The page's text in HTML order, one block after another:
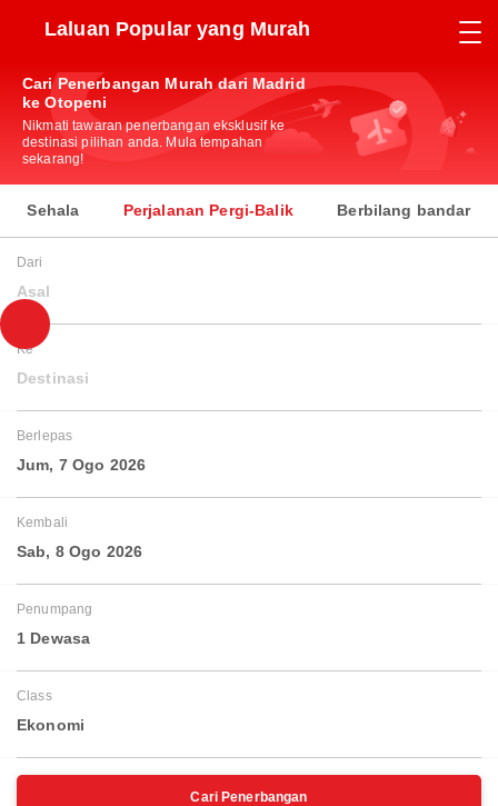
Laluan Popular yang Murah
Cari Penerbangan Murah dari Madrid
ke Otopeni
Nikmati tawaran penerbangan eksklusif ke
destinasi pilihan anda. Mula tempahan
sekarang!
Sehala Perjalanan Pergi-Balik Berbilang bandar
Dari
Asal
Ke
Destinasi
Berlepas
Jum, 7 Ogo 2026
Kembali
Sab, 8 Ogo 2026
Penumpang
1 Dewasa
Class
Ekonomi
Cari Penerbangan